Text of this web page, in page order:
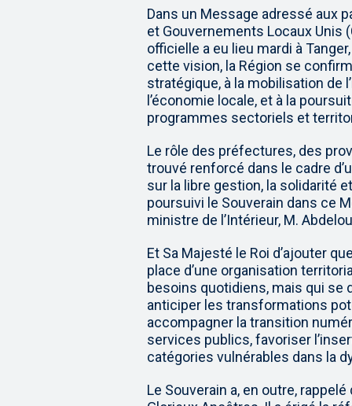
Dans un Message adressé aux
et Gouvernements Locaux Unis
officielle a eu lieu mardi à
cette vision, la Région se
stratégique, à la mobilisation de
l’économie locale, et à la
programmes sectoriels et
Le rôle des préfectures, des
trouvé renforcé dans le cadre
sur la libre gestion, la solidarité
poursuivi le Souverain dans ce
ministre de l’Intérieur, M.
Et Sa Majesté le Roi d’ajouter
place d’une organisation
besoins quotidiens, mais qui
anticiper les transformations
accompagner la transition
services publics, favoriser
catégories vulnérables dans la
Le Souverain a, en outre,